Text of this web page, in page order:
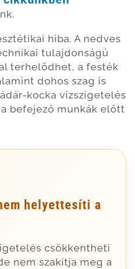
hiba. A nedves
tulajdonságú
terhelődhet, a festék
dohos szag is
kocka vízszigetelés
befejező munkák előtt
helyettesíti a
csökkentheti
nem szakítja meg a